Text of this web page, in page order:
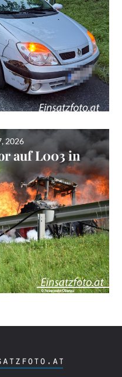
2026
auf L003 in